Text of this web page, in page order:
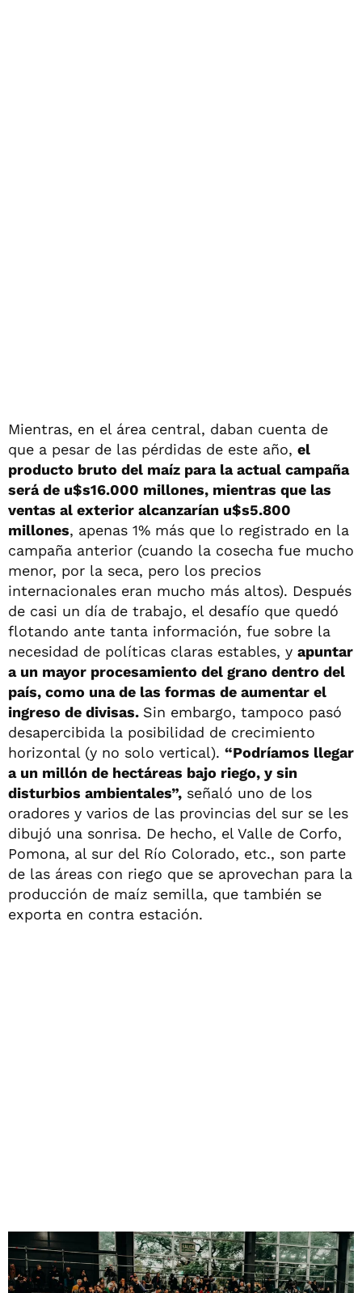
Mientras, en el área central, daban cuenta de
que a pesar de las pérdidas de este año, el
producto bruto del maíz para la actual campaña
será de u$s16.000 millones, mientras que las
ventas al exterior alcanzarían u$s5.800
millones, apenas 1% más que lo registrado en la
campaña anterior (cuando la cosecha fue mucho
menor, por la seca, pero los precios
internacionales eran mucho más altos). Después
de casi un día de trabajo, el desafío que quedó
flotando ante tanta información, fue sobre la
necesidad de políticas claras estables, y apuntar
a un mayor procesamiento del grano dentro del
país, como una de las formas de aumentar el
ingreso de divisas. Sin embargo, tampoco pasó
desapercibida la posibilidad de crecimiento
horizontal (y no solo vertical). “Podríamos llegar
a un millón de hectáreas bajo riego, y sin
disturbios ambientales”, señaló uno de los
oradores y varios de las provincias del sur se les
dibujó una sonrisa. De hecho, el Valle de Corfo,
Pomona, al sur del Río Colorado, etc., son parte
de las áreas con riego que se aprovechan para la
producción de maíz semilla, que también se
exporta en contra estación.